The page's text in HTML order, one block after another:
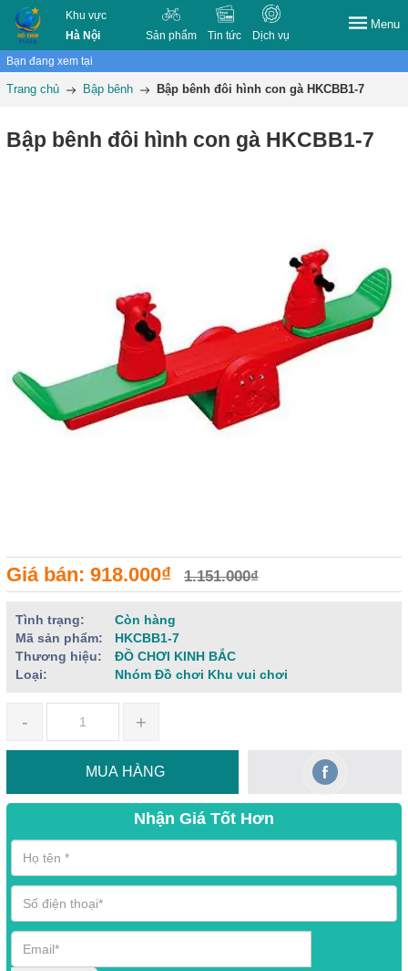
Khu vực
Hà Nội
Sản phẩm Tin tức Dịch vụ
Menu
Bạn đang xem tại
Trang chủ Bập bênh Bập bênh đôi hình con gà HKCBB1-7
Bập bênh đôi hình con gà HKCBB1-7
Giá bán: 918.000₫ 1.151.000₫
Tình trạng:
Còn hàng
Mã sản phẩm:
HKCBB1-7
Thương hiệu:
ĐỒ CHƠI KINH BẮC
Loại:
Nhóm Đồ chơi Khu vui chơi
- +
MUA HÀNG
Nhận Giá Tốt Hơn